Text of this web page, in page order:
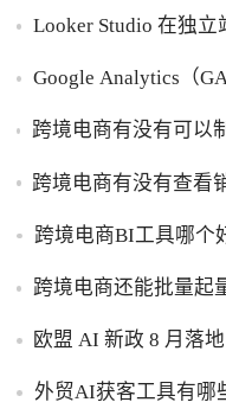
Looker Studio 在独
Google Analytics（
跨境电商有没有可以
跨境电商有没有查看
跨境电商BI工具哪个
跨境电商还能批量起
欧盟 AI 新政 8 月落
外贸AI获客工具有哪